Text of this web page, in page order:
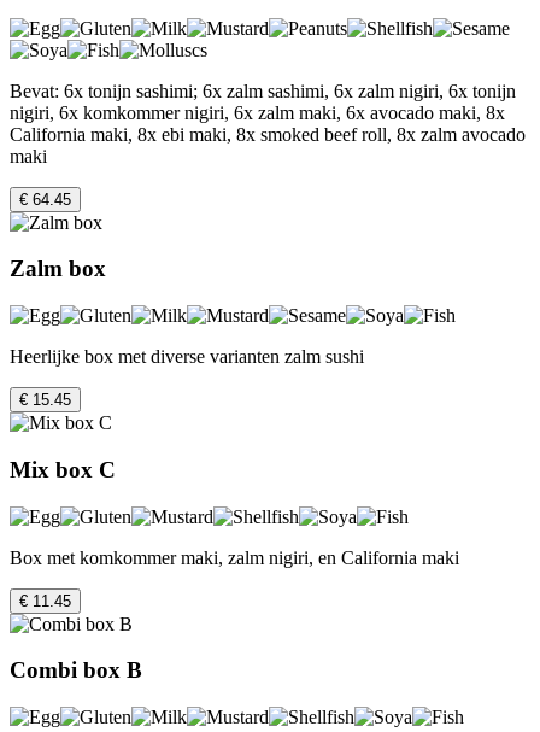
Bevat: 6x tonijn sashimi; 6x zalm sashimi, 6x zalm nigiri, 6x tonijn
nigiri, 6x komkommer nigiri, 6x zalm maki, 6x avocado maki, 8x
California maki, 8x ebi maki, 8x smoked beef roll, 8x zalm avocado
maki
€ 64.45
Zalm box
Heerlijke box met diverse varianten zalm sushi
€ 15.45
Mix box C
Box met komkommer maki, zalm nigiri, en California maki
€ 11.45
Combi box B